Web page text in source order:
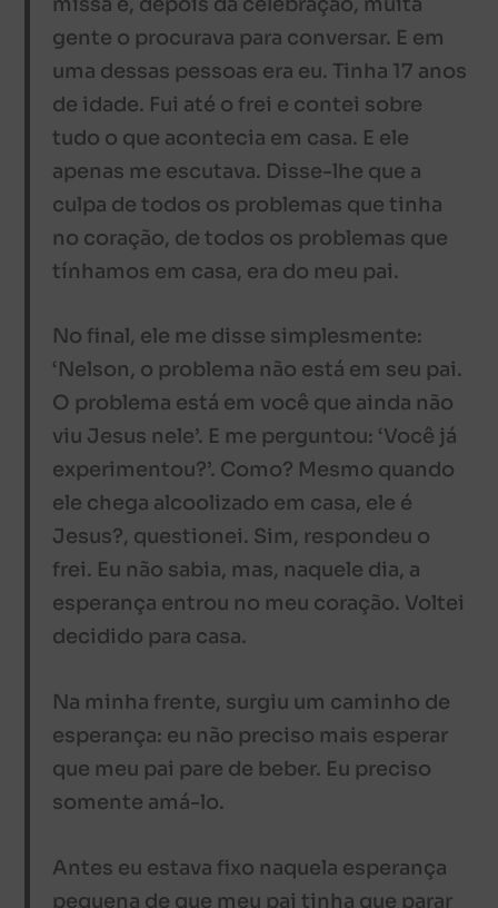
gente o procurava para conversar. E em
uma dessas pessoas era eu. Tinha 17 anos
de idade. Fui até o frei e contei sobre
tudo o que acontecia em casa. E ele
apenas me escutava. Disse-lhe que a
culpa de todos os problemas que tinha
no coração, de todos os problemas que
tínhamos em casa, era do meu pai.
No final, ele me disse simplesmente:
‘Nelson, o problema não está em seu pai.
O problema está em você que ainda não
viu Jesus nele’. E me perguntou: ‘Você já
experimentou?’. Como? Mesmo quando
ele chega alcoolizado em casa, ele é
Jesus?, questionei. Sim, respondeu o
frei. Eu não sabia, mas, naquele dia, a
esperança entrou no meu coração. Voltei
decidido para casa.
Na minha frente, surgiu um caminho de
esperança: eu não preciso mais esperar
que meu pai pare de beber. Eu preciso
somente amá-lo.
Antes eu estava fixo naquela esperança
pequena de que meu pai tinha que parar